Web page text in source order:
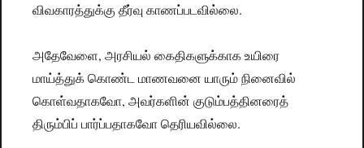
விவகாரத்துக்கு தீர்வு காணப்படவில்லை.
அதேவேளை, அரசியல் கைதிகளுக்காக உயிரை
மாய்த்துக் கொண்ட மாணவனை யாரும் நினைவில்
கொள்வதாகவோ, அவர்களின் குடும்பத்தினரைத்
திரும்பிப் பார்ப்பதாகவோ தெரியவில்லை.